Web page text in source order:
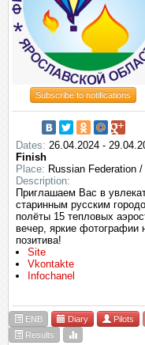
Subscribe to notifications
Dates: 26.04.2024 -
Finish
Place: Russian Federation
Description:
Приглашаем Вас в
старинным русским
полёты 15 тепловых
вечер, яркие фотографии
позитива!
Site
Vkontakte
Infochanel
ENB Diary Pilots
Results